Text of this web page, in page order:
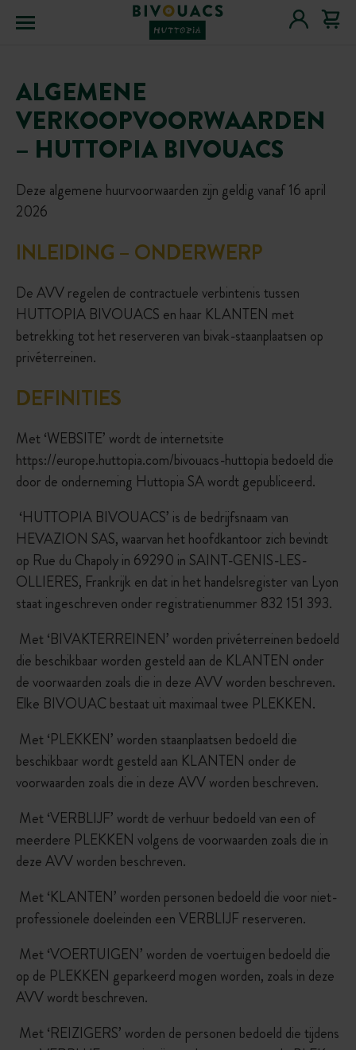
Menu
ALGEMENE
VERKOOPVOORWAARDEN
– HUTTOPIA BIVOUACS
Deze algemene huurvoorwaarden zijn geldig vanaf 16 april
2026
INLEIDING – ONDERWERP
De AVV regelen de contractuele verbintenis tussen
HUTTOPIA BIVOUACS en haar KLANTEN met
betrekking tot het reserveren van bivak-staanplaatsen op
privéterreinen.
DEFINITIES
Met ‘WEBSITE’ wordt de internetsite
https://europe.huttopia.com/bivouacs-huttopia bedoeld die
door de onderneming Huttopia SA wordt gepubliceerd.
‘HUTTOPIA BIVOUACS’ is de bedrijfsnaam van
HEVAZION SAS, waarvan het hoofdkantoor zich bevindt
op Rue du Chapoly in 69290 in SAINT-GENIS-LES-
OLLIERES, Frankrijk en dat in het handelsregister van Lyon
staat ingeschreven onder registratienummer 832 151 393.
Met ‘BIVAKTERREINEN’ worden privéterreinen bedoeld
die beschikbaar worden gesteld aan de KLANTEN onder
de voorwaarden zoals die in deze AVV worden beschreven.
Elke BIVOUAC bestaat uit maximaal twee PLEKKEN.
Met ‘PLEKKEN’ worden staanplaatsen bedoeld die
beschikbaar wordt gesteld aan KLANTEN onder de
voorwaarden zoals die in deze AVV worden beschreven.
Met ‘VERBLIJF’ wordt de verhuur bedoeld van een of
meerdere PLEKKEN volgens de voorwaarden zoals die in
deze AVV worden beschreven.
Met ‘KLANTEN’ worden personen bedoeld die voor niet-
professionele doeleinden een VERBLIJF reserveren.
Met ‘VOERTUIGEN’ worden de voertuigen bedoeld die
op de PLEKKEN geparkeerd mogen worden, zoals in deze
AVV wordt beschreven.
Met ‘REIZIGERS’ worden de personen bedoeld die tijdens